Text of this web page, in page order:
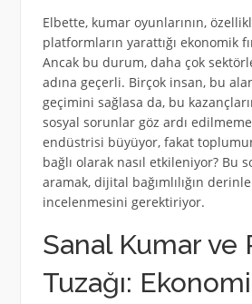
Elbette, kumar oyunlarının,
platformların yarattığı ekonomik
Ancak bu durum, daha çok
adına geçerli. Birçok insan, bu
geçimini sağlasa da, bu
sosyal sorunlar göz ardı
endüstrisi büyüyor, fakat
bağlı olarak nasıl etkileniyor? Bu
aramak, dijital bağımlılığın
incelenmesini gerektiriyor.
Sanal Kumar ve
Tuzağı: